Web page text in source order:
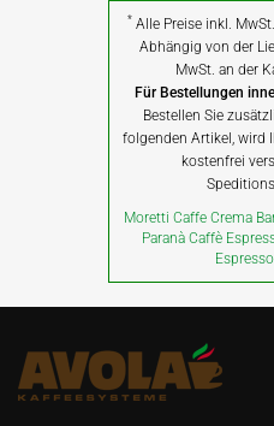
* Alle Preise inkl.
Abhängig von der
MwSt. an der
Für Bestellungen
Bestellen Sie
folgenden Artikel, wird
kostenfrei
Moretti Caffe Crema
Paranà Caffè